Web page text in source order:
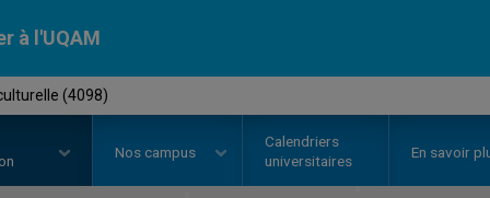
à l'UQAM
(4098)
Nos campus
Calendriers
universitaires
En savoir